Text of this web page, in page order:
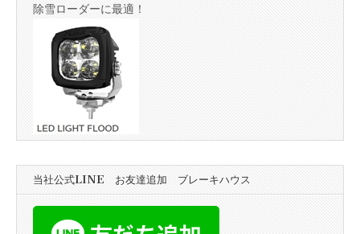
除雪ローダーに最適！
当社公式LINE お友達追加 ブレーキハウス